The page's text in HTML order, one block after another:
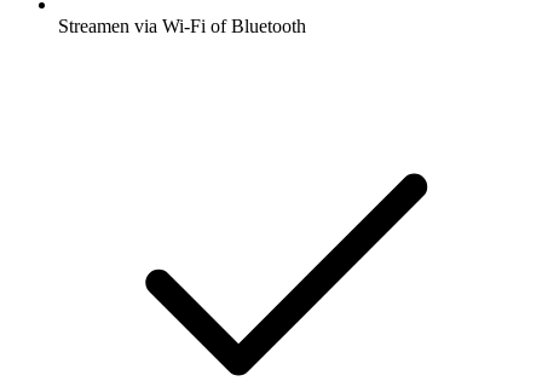
Streamen via Wi-Fi of Bluetooth